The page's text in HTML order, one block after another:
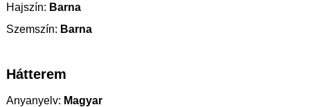
Hajszín: Barna
Szemszín: Barna
Hátterem
Anyanyelv: Magyar